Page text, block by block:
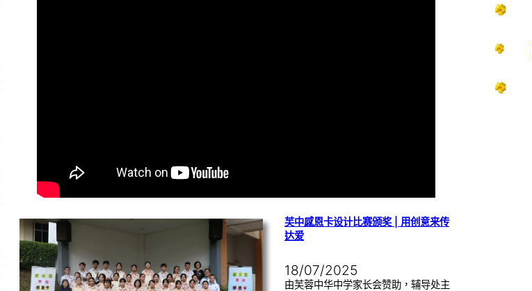
芙中感恩卡设计比赛颁奖 | 用创意来传
达爱
18/07/2025
由芙蓉中华中学家长会赞助，辅导处主